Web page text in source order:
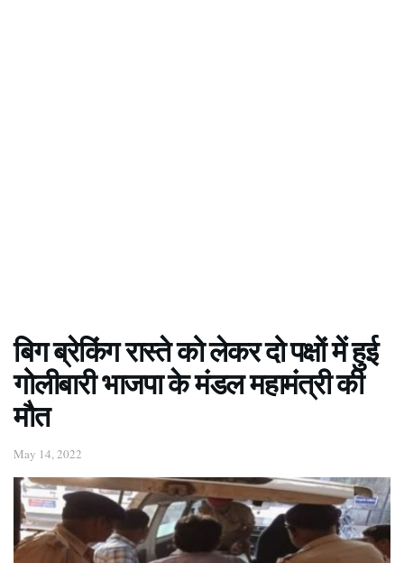
बिग ब्रेकिंग रास्ते को लेकर दो पक्षों में हुई
गोलीबारी भाजपा के मंडल महामंत्री की
मौत
May 14, 2022